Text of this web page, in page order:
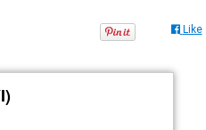
Like